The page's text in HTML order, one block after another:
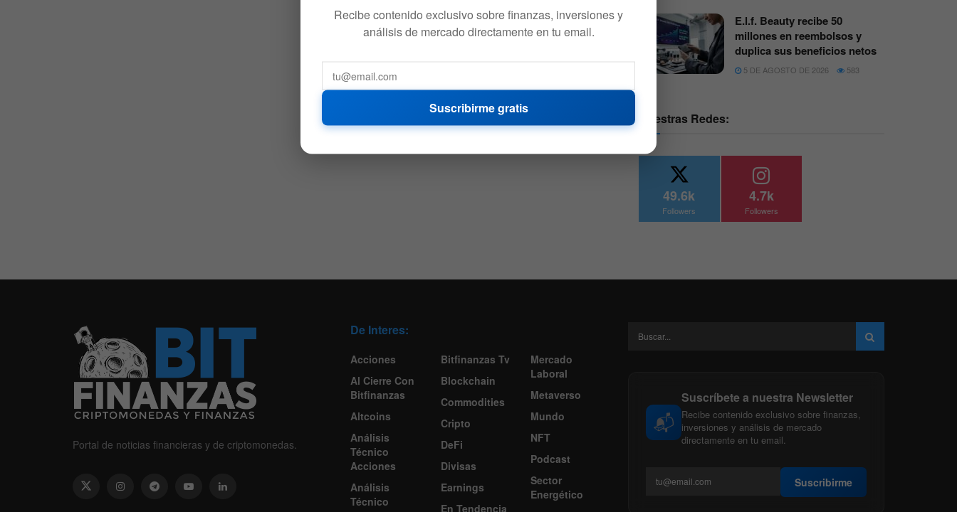
E.l.f. Beauty recibe 50
millones en reembolsos y
duplica sus beneficios netos
5 DE AGOSTO DE 2026 583
Nuestras Redes:
49.6k
Followers
4.7k
Followers
Portal de noticias financieras y de criptomonedas.
De Interes:
Acciones
Al Cierre Con
Bitfinanzas
Altcoins
Análisis
Técnico
Acciones
Análisis
Técnico
Bitfinanzas Tv
Blockchain
Commodities
Cripto
DeFi
Divisas
Earnings
En Tendencia
Mercado
Laboral
Metaverso
Mundo
NFT
Podcast
Sector
Energético
📬
Suscríbete a nuestra Newsletter
Recibe contenido exclusivo sobre finanzas,
inversiones y análisis de mercado
directamente en tu email.
Suscribirme
Recibe contenido exclusivo sobre finanzas, inversiones y
análisis de mercado directamente en tu email.
Suscribirme gratis